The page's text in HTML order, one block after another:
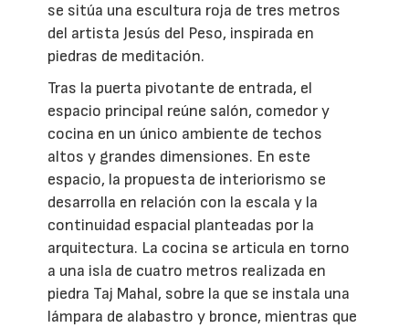
se sitúa una escultura roja de tres metros
del artista Jesús del Peso, inspirada en
piedras de meditación.
Tras la puerta pivotante de entrada, el
espacio principal reúne salón, comedor y
cocina en un único ambiente de techos
altos y grandes dimensiones. En este
espacio, la propuesta de interiorismo se
desarrolla en relación con la escala y la
continuidad espacial planteadas por la
arquitectura. La cocina se articula en torno
a una isla de cuatro metros realizada en
piedra Taj Mahal, sobre la que se instala una
lámpara de alabastro y bronce, mientras que